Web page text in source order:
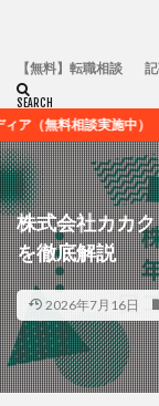
【無料】転職相談
中）
株式会社カカ
を徹底解説
2026年7月16日